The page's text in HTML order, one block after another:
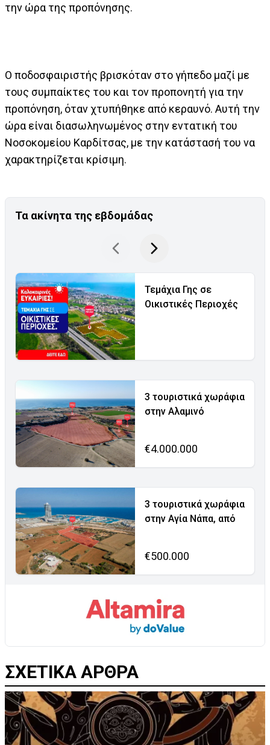
την ώρα της προπόνησης.
Ο ποδοσφαιριστής βρισκόταν στο γήπεδο μαζί με
τους συμπαίκτες του και τον προπονητή για την
προπόνηση, όταν χτυπήθηκε από κεραυνό. Αυτή την
ώρα είναι διασωληνωμένος στην εντατική του
Νοσοκομείου Καρδίτσας, με την κατάστασή του να
χαρακτηρίζεται κρίσιμη.
Τα ακίνητα της εβδομάδας
Τεμάχια Γης σε
Οικιστικές Περιοχές
3 τουριστικά χωράφια
στην Αλαμινό
€4.000.000
3 τουριστικά χωράφια
στην Αγία Νάπα, από
€500.000
ΣΧΕΤΙΚΑ ΑΡΘΡΑ